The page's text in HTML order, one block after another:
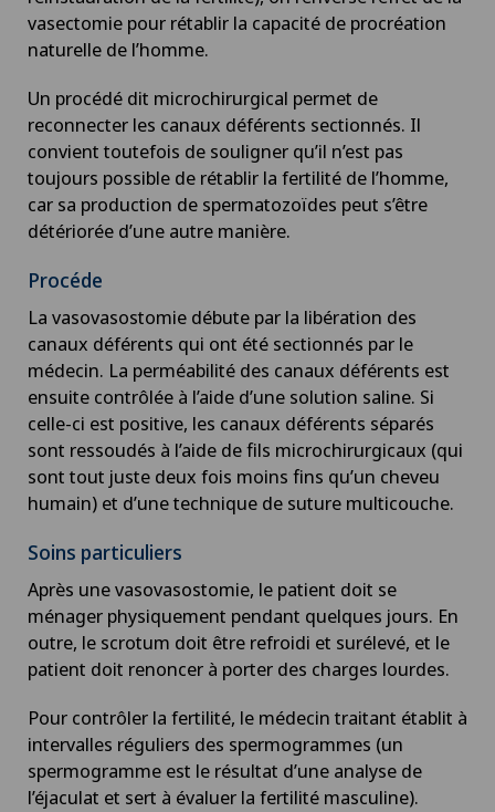
Chirurgie oncologique
Chirurgie ophtalmique
Chirurgie orale
Chirurgie orthopédique
Chirurgie plastique
Chirurgie thoracique
Chirurgie vasculaire
Chirurgie viscérale
Coaching individuel / conseil en image
Coloproctologie
Conflit fémoro-acétabulaire
vasectomie pour rétablir la capacité de procréation
naturelle de l’homme.
Un procédé dit microchirurgical permet de
reconnecter les canaux déférents sectionnés. Il
convient toutefois de souligner qu’il n’est pas
toujours possible de rétablir la fertilité de l’homme,
car sa production de spermatozoïdes peut s’être
détériorée d’une autre manière.
Procéde
La vasovasostomie débute par la libération des
canaux déférents qui ont été sectionnés par le
médecin. La perméabilité des canaux déférents est
ensuite contrôlée à l’aide d’une solution saline. Si
celle-ci est positive, les canaux déférents séparés
sont ressoudés à l’aide de fils microchirurgicaux (qui
sont tout juste deux fois moins fins qu’un cheveu
humain) et d’une technique de suture multicouche.
Soins particuliers
Après une vasovasostomie, le patient doit se
ménager physiquement pendant quelques jours. En
outre, le scrotum doit être refroidi et surélevé, et le
patient doit renoncer à porter des charges lourdes.
Pour contrôler la fertilité, le médecin traitant établit à
intervalles réguliers des spermogrammes (un
spermogramme est le résultat d’une analyse de
l’éjaculat et sert à évaluer la fertilité masculine).